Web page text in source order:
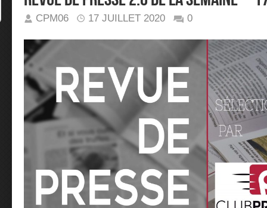
CPM06 17 JUILLET 2020 0